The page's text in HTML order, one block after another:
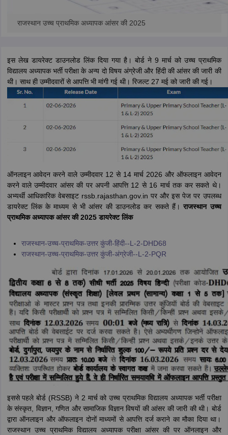
राजस्थान उच्च प्राथमिक अध्यापक आंसर की 2025
इस लेख डायरेक्ट डाउनलोड लिंक दिया गया है। बोर्ड ने 9 मार्च को उच्च प्राथमिक
विद्यालय अध्यापक भर्ती परीक्षा के अन्य दो विषय अंग्रेजी और हिंदी की आंसर की जारी की
थी। साथ ही उम्मीदवारों से आपत्ति भी मांगी गई थी। रिजल्ट 27 मई को जारी की गई।
ऑनलाइन आवेदन करने वाले उम्मीदवार 12 से 14 मार्च 2026 और ऑफलाइन आवेदन
करने वाले उम्मीदवार आंसर की पर अपनी आपत्ति 12 से 16 मार्च तक कर सकते थे।
अभ्यर्थी आधिकारिक वेबसाइट rssb.rajasthan.gov.in पर और इस पेज पर उपलब्ध
डायरेक्ट लिंक के माध्यम से भी आंसर की डाउनलोड कर सकते हैं।राजस्थान उच्च
प्राथमिक अध्यापक आंसर की 2025 डायरेक्ट लिंक
राजस्थान-उच्च-प्राथमिक-उत्तर कुंजी-हिंदी--L-2-DHD68
राजस्थान-उच्च-प्राथमिक-उत्तर कुंजी-अंग्रेजी--L-2-PQR
इससे पहले बोर्ड (RSSB) ने 2 मार्च को उच्च प्राथमिक विद्यालय अध्यापक भर्ती परीक्षा
के संस्कृत, विज्ञान, गणित और सामाजिक विज्ञान विषयों की आंसर की जारी की थी। बोर्ड
द्वारा ऑनलाइन और ऑफलाइन दोनों माध्यमों से आपत्ति दर्ज कराने का मौका दिया था।
राजस्थान उच्च प्राथमिक विद्यालय अध्यापक परीक्षा आंसर की पर ऑनलाइन और